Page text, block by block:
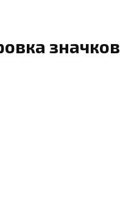
значков